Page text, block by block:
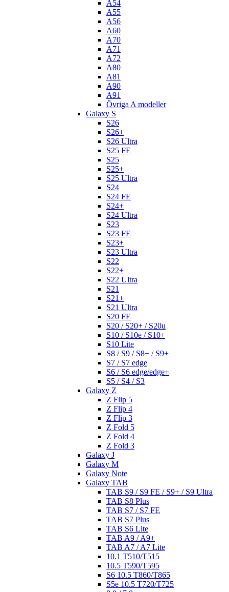
A54
A55
A56
A60
A70
A71
A72
A80
A81
A90
A91
Övriga A modeller
Galaxy S
S26
S26+
S26 Ultra
S25 FE
S25
S25+
S25 Ultra
S24
S24 FE
S24+
S24 Ultra
S23
S23 FE
S23+
S23 Ultra
S22
S22+
S22 Ultra
S21
S21+
S21 Ultra
S20 FE
S20 / S20+ / S20u
S10 / S10e / S10+
S10 Lite
S8 / S9 / S8+ / S9+
S7 / S7 edge
S6 / S6 edge/edge+
S5 / S4 / S3
Galaxy Z
Z Flip 5
Z Flip 4
Z Flip 3
Z Fold 5
Z Fold 4
Z Fold 3
Galaxy J
Galaxy M
Galaxy Note
Galaxy TAB
TAB S9 / S9 FE / S9+ / S9 Ultra
TAB S8 Plus
TAB S7 / S7 FE
TAB S7 Plus
TAB S6 Lite
TAB A9 / A9+
TAB A7 / A7 Lite
10.1 T510/T515
10.5 T590/T595
S6 10.5 T860/T865
S5e 10.5 T720/T725